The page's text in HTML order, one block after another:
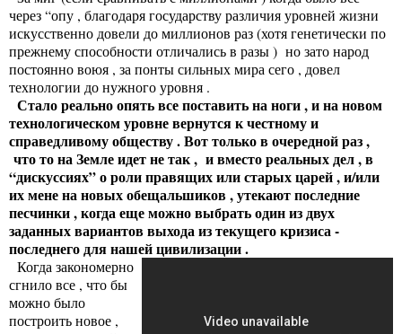
через “опу , благодаря государству различия уровней жизни
искусственно довели до миллионов раз (хотя генетически по
прежнему способности отличались в разы ) но зато народ
постоянно воюя , за понты сильных мира сего , довел
технологии до нужного уровня .
Стало реально опять все поставить на ноги , и на новом
технологическом уровне вернутся к честному и
справедливому обществу . Вот только в очередной раз ,
что то на Земле идет не так , и вместо реальных дел , в
“дискуссиях” о роли правящих или старых царей , и/или
их мене на новых обещальшиков , утекают последние
песчинки , когда еще можно выбрать один из двух
заданных вариантов выхода из текущего кризиса -
последнего для нашей цивилизации .
Когда закономерно
сгнило все , что бы
можно было
построить новое ,